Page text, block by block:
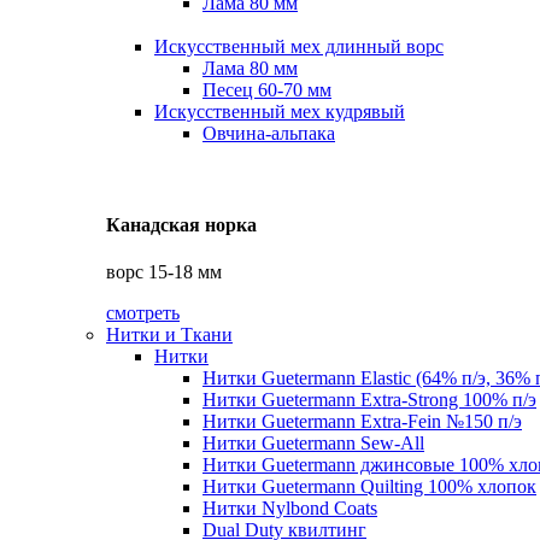
Искусственный мех длинный ворс
Лама 80 мм
Песец 60-70 мм
Искусственный мех кудрявый
Овчина-альпака
Канадская норка
ворс 15-18 мм
смотреть
Нитки и Ткани
Нитки
Нитки Guetermann Elastic (64% п/э, 36%
Нитки Guetermann Extra-Strong 100% п/э
Нитки Guetermann Extra-Fein №150 п/э
Нитки Guetermann Sew-All
Нитки Guetermann джинсовые 100%
Нитки Guetermann Quilting 100% хлопок
Нитки Nylbond Coats
Dual Duty квилтинг